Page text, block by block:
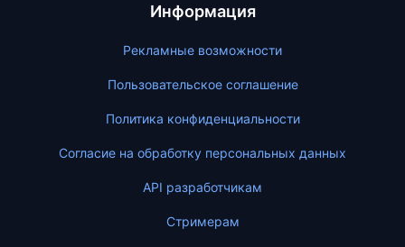
Информация
Рекламные возможности
Пользовательское соглашение
Политика конфиденциальности
Согласие на обработку персональных данных
API разработчикам
Стримерам